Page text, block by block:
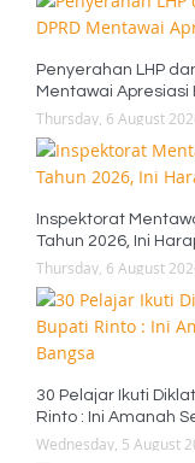
Penyerahan LHP
Mentawai
Thursday, 6 August
Inspektorat
Tahun 2026, Ini
Thursday, 6 August
30 Pelajar Ikuti
Rinto : Ini Amanah
Wednesday, 5 August